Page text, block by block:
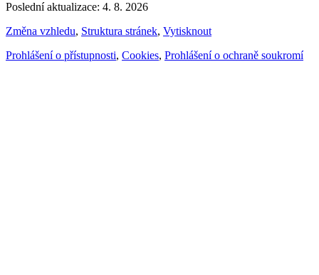
Poslední aktualizace: 4. 8. 2026
Změna vzhledu, Struktura stránek, Vytisknout
Prohlášení o přístupnosti, Cookies, Prohlášení o ochraně soukromí